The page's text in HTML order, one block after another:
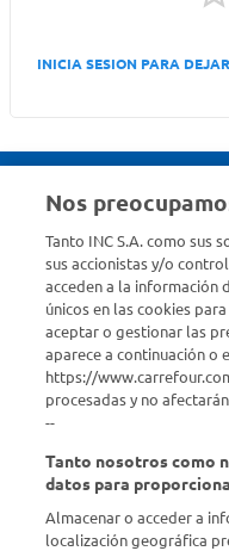
INICIA SESION PARA
Estamos para
¿Tenés una consulta?
Descubrí Carrefour
Conocenos
Info útil
Nos
Tanto INC S.A. como sus
sus accionistas y/o
acceden a la información
únicos en las cookies
aceptar o gestionar las
aparece a continuación o
https://
procesadas y no
--
Tanto nosotros como
datos para
Almacenar o acceder a
localización geográfica